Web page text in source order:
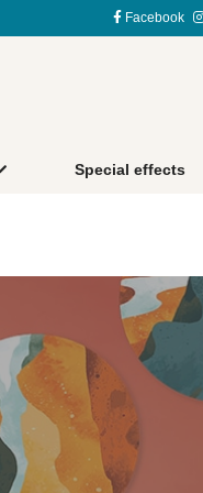
Facebook
Special effects